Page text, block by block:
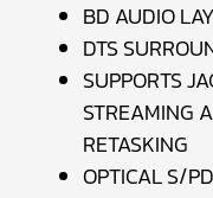
BD AUDIO
DTS
SUPPORTS
STREAMING
RETASKING
OPTICAL S/